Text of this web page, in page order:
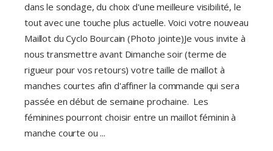
dans le sondage, du choix d'une meilleure visibilité, le
tout avec une touche plus actuelle. Voici votre nouveau
Maillot du Cyclo Bourcain (Photo jointe)Je vous invite à
nous transmettre avant Dimanche soir (terme de
rigueur pour vos retours) votre taille de maillot à
manches courtes afin d'affiner la commande qui sera
passée en début de semaine prochaine. Les
féminines pourront choisir entre un maillot féminin à
manche courte ou